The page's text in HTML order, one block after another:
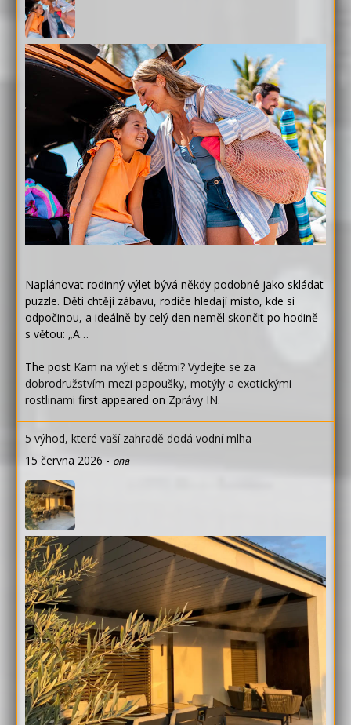
Naplánovat rodinný výlet bývá někdy podobné jako skládat
puzzle. Děti chtějí zábavu, rodiče hledají místo, kde si
odpočinou, a ideálně by celý den neměl skončit po hodině
s větou: „A…
The post Kam na výlet s dětmi? Vydejte se za
dobrodružstvím mezi papoušky, motýly a exotickými
rostlinami first appeared on Zprávy IN.
5 výhod, které vaší zahradě dodá vodní mlha
15 června 2026 - ona